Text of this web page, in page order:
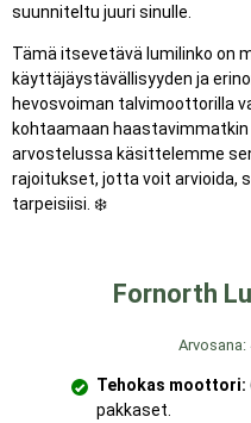
suunniteltu juuri sinulle.
Tämä itsevetävä lumilinko on
käyttäjäystävällisyyden ja
hevosvoiman talvimoottorilla
kohtaamaan
arvostelussa käsittelemme
rajoitukset, jotta voit arvioida,
tarpeisiisi. ❄️
Fornorth
Arvosana:
Tehokas moottori:
pakkaset.